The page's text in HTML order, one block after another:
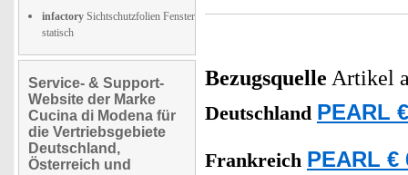
infactory Sichtschutzfolien Fenster
statisch
Service- & Support-
Website der Marke
Cucina di Modena für
die Vertriebsgebiete
Deutschland,
Österreich und
Bezugsquelle Artikel
Deutschland PEARL
Frankreich PEARL €